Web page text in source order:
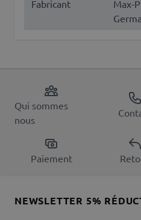
Fabricant
Max-
Qui sommes
nous
Paiement
NEWSLETTER 5%